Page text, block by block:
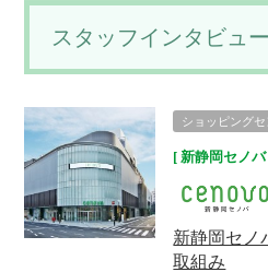
スタッフインタビュ
ショッピング
新静岡セノバ
新静岡セノ
取組み